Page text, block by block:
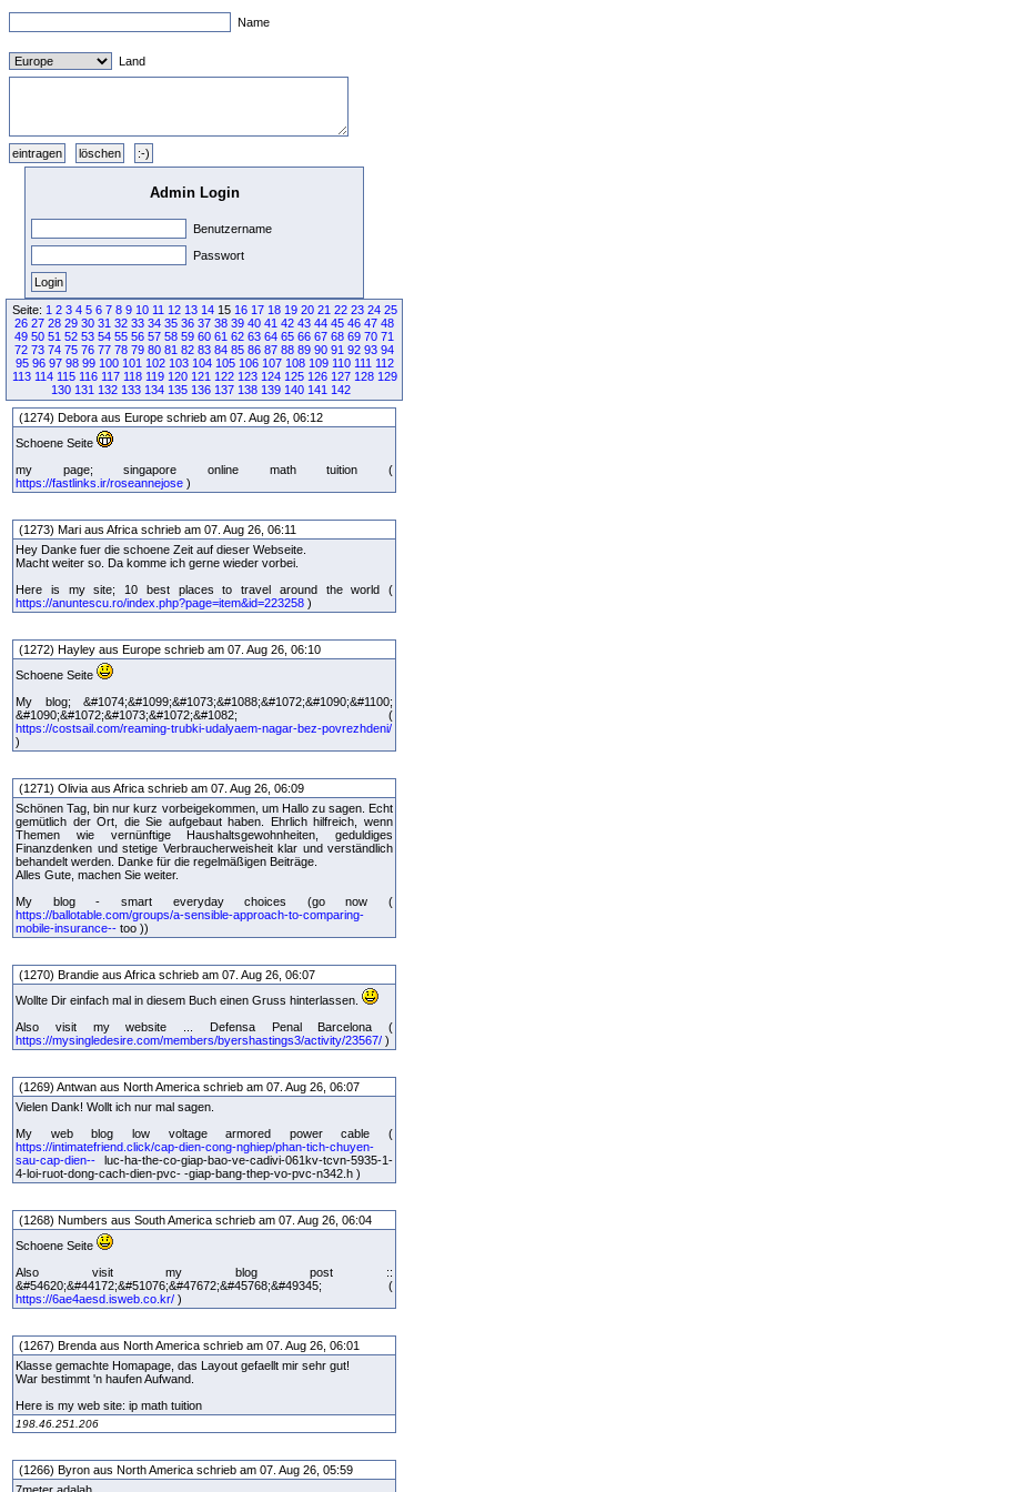
Name
Land
Admin Login
Benutzername
Passwort
Seite: 1 2 3 4 5 6 7 8 9 10 11 12 13 1415 16 17 18 19 20 21 22 23 24 25
26 27 28 29 30 31 32 33 34 35 36 37 38 39 40 41 42 43 44 45 46 47 48
49 50 51 52 53 54 55 56 57 58 59 60 61 62 63 64 65 66 67 68 69 70 71
72 73 74 75 76 77 78 79 80 81 82 83 84 85 86 87 88 89 90 91 92 93 94
95 96 97 98 99 100 101 102 103 104 105 106 107 108 109 110 111 112
113 114 115 116 117 118 119 120 121 122 123 124 125 126 127 128 129
130 131 132 133 134 135 136 137 138 139 140 141 142
(1274) Debora aus Europe schrieb am 07. Aug 26, 06:12
Schoene Seite
my page; singapore online math tuition (
https://fastlinks.ir/roseannejose )
(1273) Mari aus Africa schrieb am 07. Aug 26, 06:11
Hey Danke fuer die schoene Zeit auf dieser Webseite.
Macht weiter so. Da komme ich gerne wieder vorbei.
Here is my site; 10 best places to travel around the world (
https://anuntescu.ro/index.php?page=item&id=223258 )
(1272) Hayley aus Europe schrieb am 07. Aug 26, 06:10
Schoene Seite
My blog; &#1074;&#1099;&#1073;&#1088;&#1072;&#1090;&#1100;
&#1090;&#1072;&#1073;&#1072;&#1082; (
https://costsail.com/reaming-trubki-udalyaem-nagar-bez-povrezhdeni/
)
(1271) Olivia aus Africa schrieb am 07. Aug 26, 06:09
Schönen Tag, bin nur kurz vorbeigekommen, um Hallo zu sagen. Echt
gemütlich der Ort, die Sie aufgebaut haben. Ehrlich hilfreich, wenn
Themen wie vernünftige Haushaltsgewohnheiten, geduldiges
Finanzdenken und stetige Verbraucherweisheit klar und verständlich
behandelt werden. Danke für die regelmäßigen Beiträge.
Alles Gute, machen Sie weiter.
My blog - smart everyday choices (go now (
https://ballotable.com/groups/a-sensible-approach-to-comparing-
mobile-insurance-- too ))
(1270) Brandie aus Africa schrieb am 07. Aug 26, 06:07
Wollte Dir einfach mal in diesem Buch einen Gruss hinterlassen.
Also visit my website ... Defensa Penal Barcelona (
https://mysingledesire.com/members/byershastings3/activity/23567/ )
(1269) Antwan aus North America schrieb am 07. Aug 26, 06:07
Vielen Dank! Wollt ich nur mal sagen.
My web blog low voltage armored power cable (
https://intimatefriend.click/cap-dien-cong-nghiep/phan-tich-chuyen-
sau-cap-dien-- luc-ha-the-co-giap-bao-ve-cadivi-061kv-tcvn-5935-1-
4-loi-ruot-dong-cach-dien-pvc- -giap-bang-thep-vo-pvc-n342.h )
(1268) Numbers aus South America schrieb am 07. Aug 26, 06:04
Schoene Seite
Also visit my blog post ::
&#54620;&#44172;&#51076;&#47672;&#45768;&#49345; (
https://6ae4aesd.isweb.co.kr/ )
(1267) Brenda aus North America schrieb am 07. Aug 26, 06:01
Klasse gemachte Homapage, das Layout gefaellt mir sehr gut!
War bestimmt 'n haufen Aufwand.
Here is my web site: ip math tuition
198.46.251.206
(1266) Byron aus North America schrieb am 07. Aug 26, 05:59